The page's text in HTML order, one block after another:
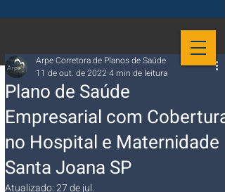
Plano de Saúde
Empresarial com Cobertura
no Hospital e Maternidade
Santa Joana SP
Arpe Corretora de Planos de Saúde
11 de out. de 2022 4 min de leitura
Atualizado:27 de jul.